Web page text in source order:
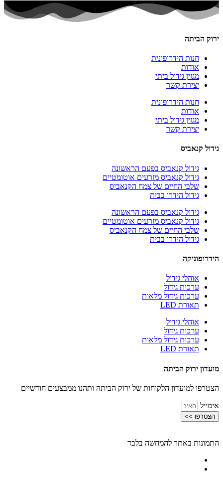
ירוק הביתה
חנות הידרופונית
אודות
מגזין גידול ביתי
יצירת קשר
חנות הידרופונית
אודות
מגזין גידול ביתי
יצירת קשר
גידול קנאביס
גידול קנאביס בפעם הראשונה
גידול קנאביס מזרעים אוטומטיים
שלבי החיים של צמח הקנאביס
גידול הידרו בבית
גידול קנאביס בפעם הראשונה
גידול קנאביס מזרעים אוטומטיים
שלבי החיים של צמח הקנאביס
גידול הידרו בבית
הידרופוניקה
אוהלי גידול
ערכות גידול
ערכות גידול מלאות
תאורת LED
אוהלי גידול
ערכות גידול
ערכות גידול מלאות
תאורת LED
מועדון ירוק הביתה
הצטרפו למועדון הלקוחות של ירוק הביתה ותהנו ממבצעים חודשיים
אימייל
הצטרפו >>
התמונות באתר להמחשה בלבד